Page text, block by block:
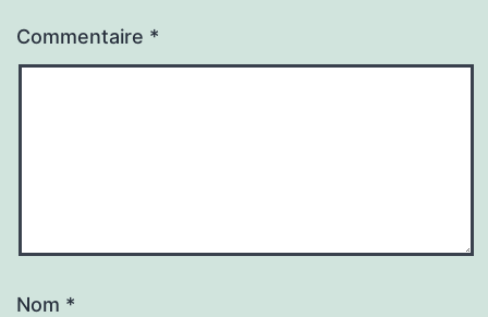
Commentaire *
Nom *